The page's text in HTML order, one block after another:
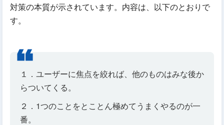
対策の本質が示されています。内容は、以下のとおりで
す。
１．ユーザーに焦点を絞れば、他のものはみな後か
らついてくる。
２．1つのことをとことん極めてうまくやるのが一
番。